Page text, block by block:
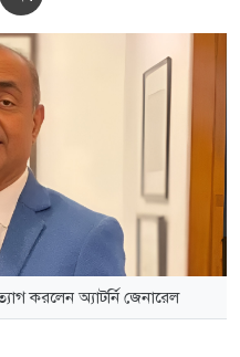
করলেন অ্যাটর্নি জেনারেল